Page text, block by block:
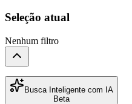
Seleção atual
Nenhum filtro
Busca Inteligente com IA
Beta